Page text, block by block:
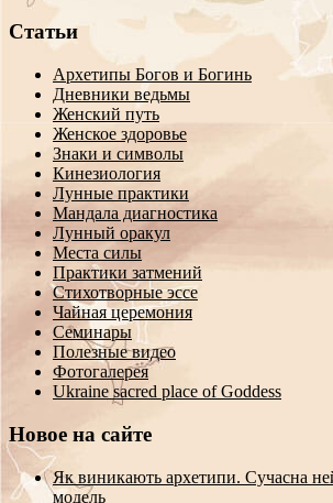
Статьи
Архетипы Богов и Богинь
Дневники ведьмы
Женский путь
Женское здоровье
Знаки и символы
Кинезиология
Лунные практики
Мандала диагностика
Лунный оракул
Места силы
Практики затмений
Стихотворные эссе
Чайная церемония
Семинары
Полезные видео
Фотогалерея
Ukraine sacred place of Goddess
Новое на сайте
Як виникають архетипи. Сучасна
модель